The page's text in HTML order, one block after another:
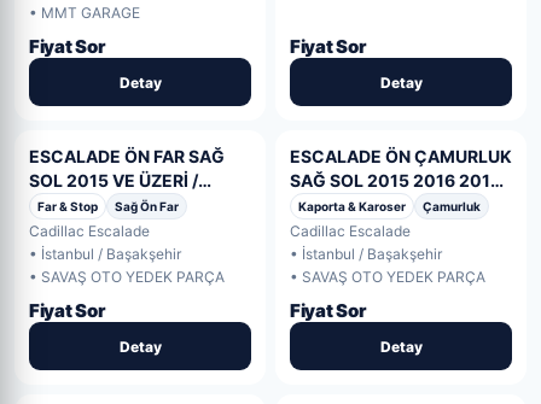
• MMT GARAGE
Fiyat Sor
Detay
Fiyat Sor
Detay
ESCALADE ÖN FAR SAĞ
SOL 2015 VE ÜZERİ /
KAMPANYA
Far & Stop Sağ Ön Far
Cadillac Escalade
• İstanbul / Başakşehir
• SAVAŞ OTO YEDEK PARÇA
Fiyat Sor
Detay
ESCALADE ÖN ÇAMURLUK
SAĞ SOL 2015 2016 2017
2018 2019 2020
Kaporta & Karoser Çamurluk
Cadillac Escalade
• İstanbul / Başakşehir
• SAVAŞ OTO YEDEK PARÇA
Fiyat Sor
Detay